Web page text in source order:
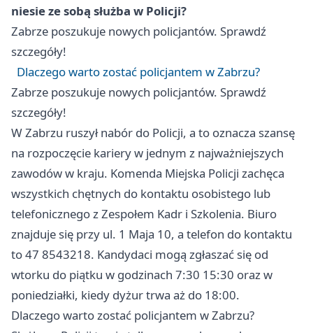
niesie ze sobą służba w Policji?
Zabrze poszukuje nowych policjantów. Sprawdź
szczegóły!
Dlaczego warto zostać policjantem w Zabrzu?
Zabrze poszukuje nowych policjantów. Sprawdź
szczegóły!
W Zabrzu ruszył nabór do Policji, a to oznacza szansę
na rozpoczęcie kariery w jednym z najważniejszych
zawodów w kraju. Komenda Miejska Policji zachęca
wszystkich chętnych do kontaktu osobistego lub
telefonicznego z Zespołem Kadr i Szkolenia. Biuro
znajduje się przy ul. 1 Maja 10, a telefon do kontaktu
to 47 8543218. Kandydaci mogą zgłaszać się od
wtorku do piątku w godzinach 7:30 15:30 oraz w
poniedziałki, kiedy dyżur trwa aż do 18:00.
Dlaczego warto zostać policjantem w Zabrzu?